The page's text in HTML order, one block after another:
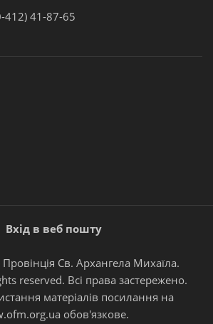
412) 41-87-65
Вхід в веб пошту
Св. Архангела Михаїла.
reserved. Всі права застережено.
матеріалів посилання на
обов'язкове.